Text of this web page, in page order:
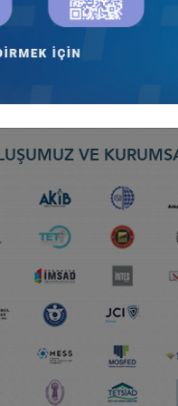
KONSEYİ ÇALIŞMA
VE